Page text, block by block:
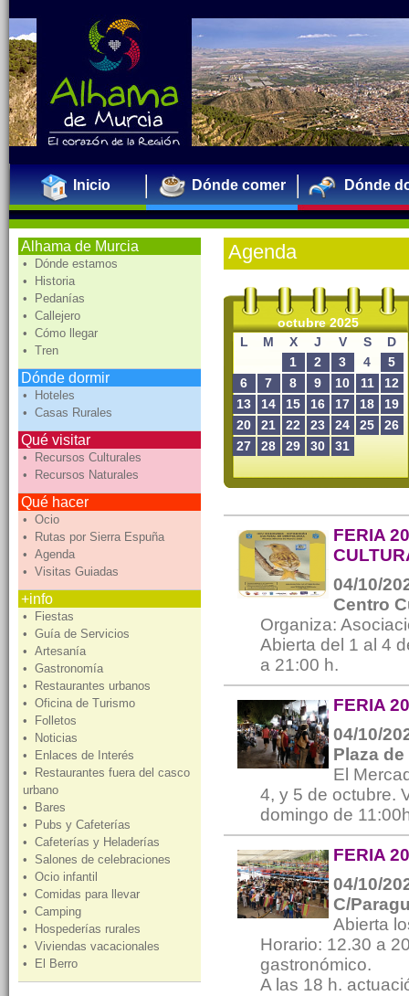
Inicio Dónde comer Dónde
Alhama de Murcia
• Dónde estamos
• Historia
• Pedanías
• Callejero
• Cómo llegar
• Tren
Dónde dormir
• Hoteles
• Casas Rurales
Qué visitar
• Recursos Culturales
• Recursos Naturales
Qué hacer
• Ocio
• Rutas por Sierra Espuña
• Agenda
• Visitas Guiadas
+info
• Fiestas
• Guía de Servicios
• Artesanía
• Gastronomía
• Restaurantes urbanos
• Oficina de Turismo
• Folletos
• Noticias
• Enlaces de Interés
• Restaurantes fuera del casco
urbano
• Bares
• Pubs y Cafeterías
• Cafeterías y Heladerías
• Salones de celebraciones
• Ocio infantil
• Comidas para llevar
• Camping
• Hospederías rurales
• Viviendas vacacionales
• El Berro
Agenda
octubre 2025
L
M X J V S
D
1
2 3 4
5
6
7 8 9 10 11
12
13
14 15 16 17 18
19
20
21 22 23 24 25
26
27
28 29 30 31
FERIA
04/10/
Centro
Organiza:
Abierta del 1 al 4
a 21:00 h.
FERIA
04/10/
Plaza
El
4, y 5 de octubre.
domingo de
FERIA
04/10/
C/
Abierta
Horario: 12.30 a
gastronómico.
A las 18 h.